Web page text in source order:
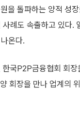
돌파하는 양적 성
례도 속출하고 있다.
온다.
국P2P금융협회 회장
회장을 만나 업계의